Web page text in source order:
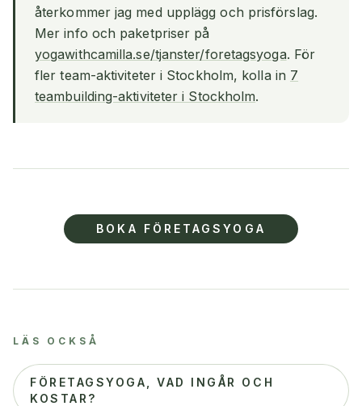
återkommer jag med upplägg och prisförslag.
Mer info och paketpriser på
yogawithcamilla.se/tjanster/foretagsyoga. För
fler team-aktiviteter i Stockholm, kolla in 7
teambuilding-aktiviteter i Stockholm.
BOKA FÖRETAGSYOGA
LÄS OCKSÅ
FÖRETAGSYOGA, VAD INGÅR OCH
KOSTAR?